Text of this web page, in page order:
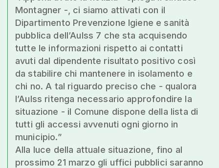
Montagner -, ci siamo attivati con il
Dipartimento Prevenzione Igiene e sanità
pubblica dell’Aulss 7 che sta acquisendo
tutte le informazioni rispetto ai contatti
avuti dal dipendente risultato positivo così
da stabilire chi mantenere in isolamento e
chi no. A tal riguardo preciso che - qualora
l’Aulss ritenga necessario approfondire la
situazione - il Comune dispone della lista di
tutti gli accessi avvenuti ogni giorno in
municipio.”
Alla luce della attuale situazione, fino al
prossimo 21 marzo gli uffici pubblici saranno